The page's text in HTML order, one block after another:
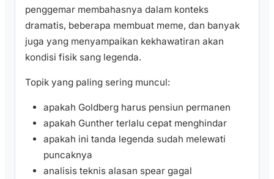
penggemar membahasnya dalam konteks
dramatis, beberapa membuat meme, dan banyak
juga yang menyampaikan kekhawatiran akan
kondisi fisik sang legenda.
Topik yang paling sering muncul:
apakah Goldberg harus pensiun permanen
apakah Gunther terlalu cepat menghindar
apakah ini tanda legenda sudah melewati
puncaknya
analisis teknis alasan spear gagal